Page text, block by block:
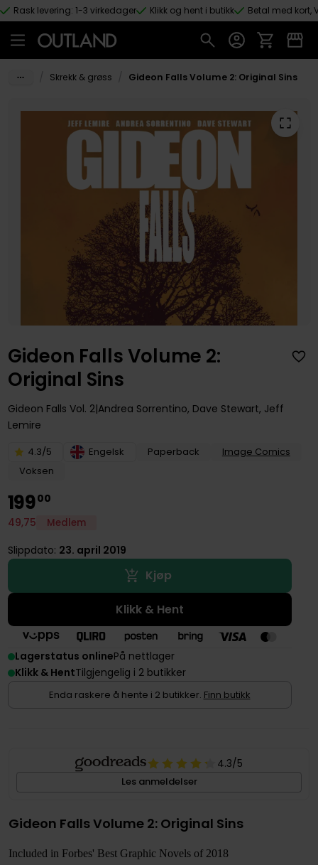
Hopp til hovedinnhold
Rask levering: 1-3 virkedager Klikk og hent i butikk Betal med kort,
Skrekk & grøss Gideon Falls Volume 2: Original Sins
Gideon Falls Volume 2:
Original Sins
Gideon Falls Vol. 2 Andrea Sorrentino, Dave Stewart, Jeff
Lemire
4.3/5 Engelsk Paperback
Image Comics
Voksen
19900
49,75 Medlem
Slippdato: 23. april 2019
Kjøp
Klikk & Hent
Lagerstatus onlinePå nettlager
Klikk & HentTilgjengelig i 2 butikker
Enda raskere å hente i 2 butikker. Finn butikk
4.3/5
Les anmeldelser
Gideon Falls Volume 2: Original Sins
Included in Forbes' Best Graphic Novels of 2018